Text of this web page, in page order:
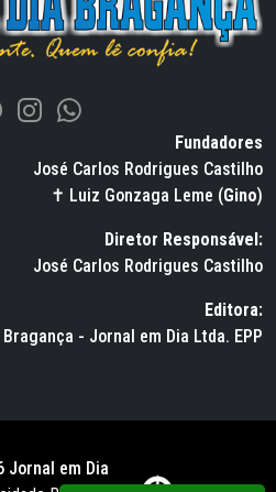
Fundadores
José Carlos Rodrigues Castilho
✝ Luiz Gonzaga Leme (Gino)
Diretor Responsável:
José Carlos Rodrigues Castilho
Editora:
- Jornal em Dia Ltda. EPP
Jornal em Dia